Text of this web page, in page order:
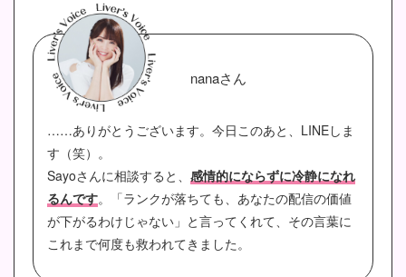
nanaさん
……ありがとうございます。今日このあと、LINEしま
す（笑）。
Sayoさんに相談すると、 感情的にならずに冷静になれ
るんです。「ランクが落ちても、あなたの配信の価値
が下がるわけじゃない」と言ってくれて、その言葉に
これまで何度も救われてきました。